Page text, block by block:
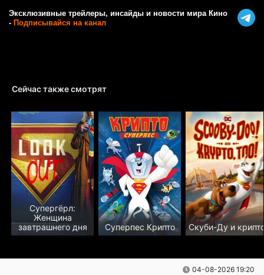
Эксклюзивные трейлеры, инсайды и новости мира Кино
- Подписывайся на канал
Сейчас также смотрят
Супергёрл:
Женщина
завтрашнего дня
Суперпес Крипто Скуби-Ду и
04-08-2026 19:20